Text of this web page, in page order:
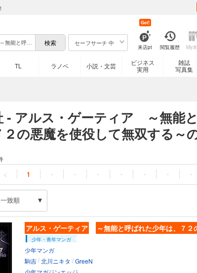
セーフサーチ 中
来店pt
Get!
閲覧履歴 My
TL ラノベ 小説・文芸
ビジネス
実用
雑誌
写真集
- アルス・ゲーティア ～無能
２の悪魔を使役して無双する～
< 1 ・ ・ ・ ・ ・ ・ ・
一致順
アルス・ゲーティア ～無能と呼ばれた少年は、７
少年・青年マンガ
少年マンガ
駒吉/北川ニキタ /GreeN